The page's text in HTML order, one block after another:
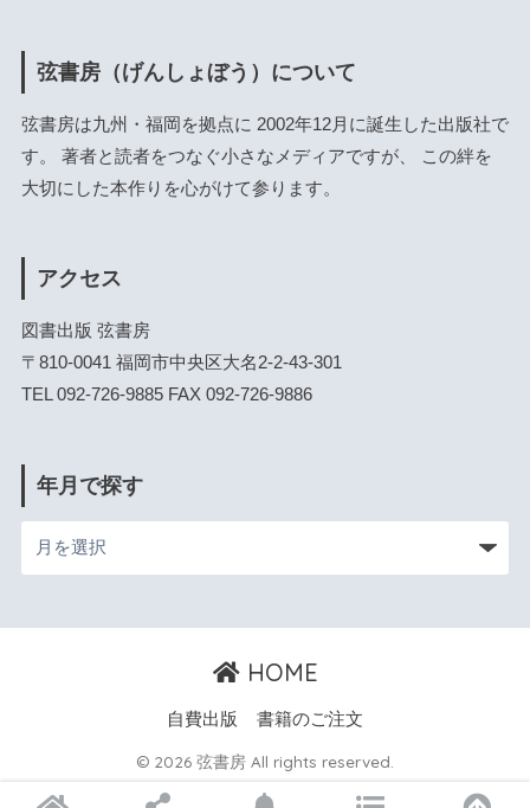
弦書房（げんしょぼう）について
弦書房は九州・福岡を拠点に 2002年12月に誕生した出版社で
す。 著者と読者をつなぐ小さなメディアですが、 この絆を
大切にした本作りを心がけて参ります。
アクセス
図書出版 弦書房
〒810-0041 福岡市中央区大名2-2-43-301
TEL 092-726-9885 FAX 092-726-9886
年月で探す
HOME
自費出版 書籍のご注文
© 2026 弦書房 All rights reserved.